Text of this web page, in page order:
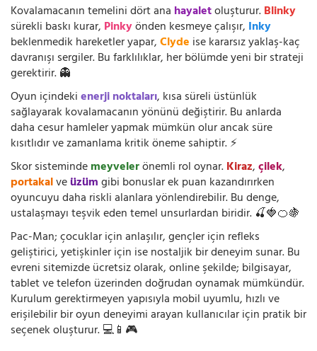
Kovalamacanın temelini dört ana hayaletoluşturur.Blinky
sürekli baskı kurar, Pinkyönden kesmeye çalışır, Inky
beklenmedik hareketler yapar,Clyde ise kararsız yaklaş-kaç
davranışı sergiler. Bu farklılıklar, her bölümde yeni bir strateji
gerektirir. 👻
Oyun içindekienerji noktaları, kısa süreli üstünlük
sağlayarak kovalamacanın yönünü değiştirir. Bu anlarda
daha cesur hamleler yapmak mümkün olur ancak süre
kısıtlıdır ve zamanlama kritik öneme sahiptir. ⚡
Skor sistemindemeyvelerönemli rol oynar.Kiraz,çilek,
portakalveüzümgibi bonuslar ek puan kazandırırken
oyuncuyu daha riskli alanlara yönlendirebilir. Bu denge,
ustalaşmayı teşvik eden temel unsurlardan biridir. 🍒🍓🍊🍇
Pac-Man; çocuklar için anlaşılır, gençler için refleks
geliştirici, yetişkinler için ise nostaljik bir deneyim sunar. Bu
evreni sitemizde ücretsiz olarak, online şekilde; bilgisayar,
tablet ve telefon üzerinden doğrudan oynamak mümkündür.
Kurulum gerektirmeyen yapısıyla mobil uyumlu, hızlı ve
erişilebilir bir oyun deneyimi arayan kullanıcılar için pratik bir
seçenek oluşturur. 💻📱🎮